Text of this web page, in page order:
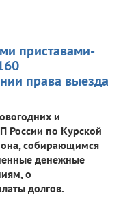
приставами-
права выезда
и
России по Курской
собирающимся
денежные
о
долгов.